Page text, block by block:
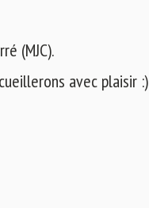
(MJC).
avec plaisir :)